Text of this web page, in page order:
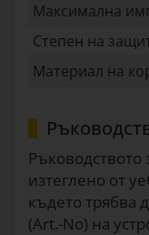
Максимална
Степен на
Материал на
изтеглено от
където трябва
(Art.-No) на